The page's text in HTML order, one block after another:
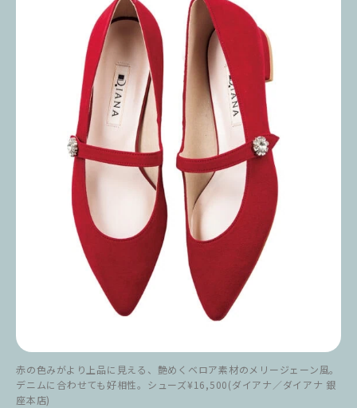
赤の色みがより上品に見える、艶めくベロア素材のメリージェーン風。
デニムに合わせても好相性。シューズ¥16,500(ダイアナ／ダイアナ 銀
座本店)